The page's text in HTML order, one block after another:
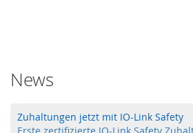
O
i
News
Zuhaltungen jetzt mit IO-Link Safety